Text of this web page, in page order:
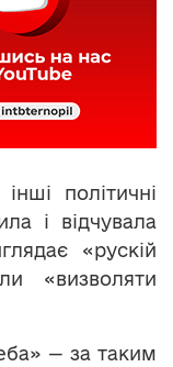
політичні
і відчувала
«рускій
«визволяти
— за таким